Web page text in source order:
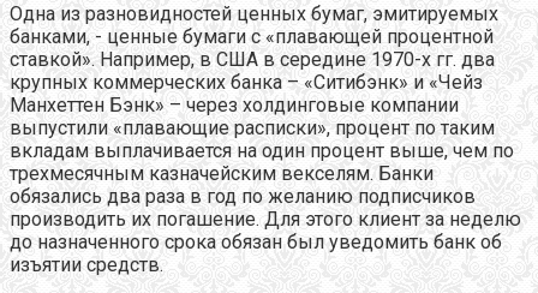
Одна из разновидностей ценных бумаг, эмитируемых
банками, - ценные бумаги с «плавающей процентной
ставкой». Например, в США в середине 1970-х гг. два
крупных коммерческих банка – «Ситибэнк» и «Чейз
Манхеттен Бэнк» – через холдинговые компании
выпустили «плавающие расписки», процент по таким
вкладам выплачивается на один процент выше, чем по
трехмесячным казначейским векселям. Банки
обязались два раза в год по желанию подписчиков
производить их погашение. Для этого клиент за неделю
до назначенного срока обязан был уведомить банк об
изъятии средств.